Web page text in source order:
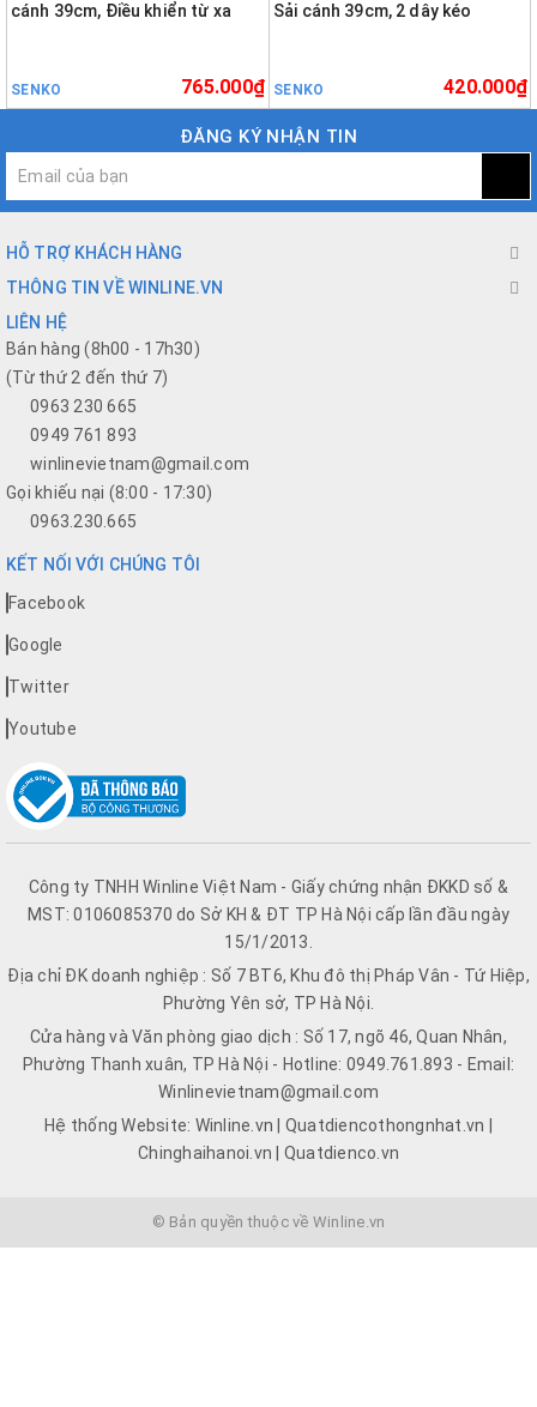
cánh 39cm, Điều khiển từ xa
SENKO 765.000₫
Sải cánh 39cm, 2 dây kéo
SENKO 420.000₫
ĐĂNG KÝ NHẬN TIN
HỖ TRỢ KHÁCH HÀNG
THÔNG TIN VỀ WINLINE.VN
LIÊN HỆ
Bán hàng (8h00 - 17h30)
(Từ thứ 2 đến thứ 7)
0963 230 665
0949 761 893
winlinevietnam@gmail.com
Gọi khiếu nại (8:00 - 17:30)
0963.230.665
KẾT NỐI VỚI CHÚNG TÔI
Facebook
Google
Twitter
Youtube
Công ty TNHH Winline Việt Nam - Giấy chứng nhận ĐKKD số &
MST: 0106085370 do Sở KH & ĐT TP Hà Nội cấp lần đầu ngày
15/1/2013.
Địa chỉ ĐK doanh nghiệp : Số 7 BT6, Khu đô thị Pháp Vân - Tứ Hiệp,
Phường Yên sở, TP Hà Nội.
Cửa hàng và Văn phòng giao dịch : Số 17, ngõ 46, Quan Nhân,
Phường Thanh xuân, TP Hà Nội - Hotline: 0949.761.893 - Email:
Winlinevietnam@gmail.com
Hệ thống Website: Winline.vn | Quatdiencothongnhat.vn |
Chinghaihanoi.vn | Quatdienco.vn
© Bản quyền thuộc về Winline.vn